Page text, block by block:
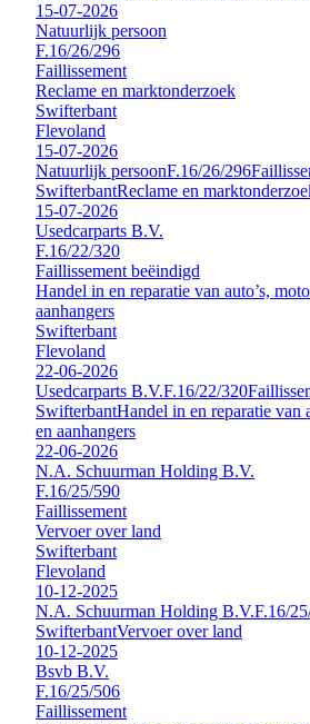
15-07-2026
Natuurlijk persoon
F.16/26/296
Faillissement
Reclame en marktonderzoek
Swifterbant
Flevoland
15-07-2026
Natuurlijk persoonF.16/26/296
SwifterbantReclame en
15-07-2026
Usedcarparts B.V.
F.16/22/320
Faillissement beëindigd
Handel in en reparatie van auto’s,
aanhangers
Swifterbant
Flevoland
22-06-2026
Usedcarparts B.V.F.16/22/320
SwifterbantHandel in en reparatie van
en aanhangers
22-06-2026
N.A. Schuurman Holding B.V.
F.16/25/590
Faillissement
Vervoer over land
Swifterbant
Flevoland
10-12-2025
N.A. Schuurman Holding B.V.F.16/
SwifterbantVervoer over land
10-12-2025
Bsvb B.V.
F.16/25/506
Faillissement